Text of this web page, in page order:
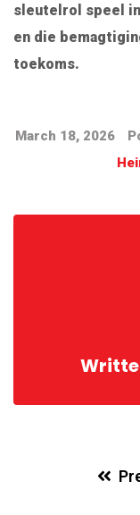
sleutelrol speel
en die
toekoms.
March 18, 2026